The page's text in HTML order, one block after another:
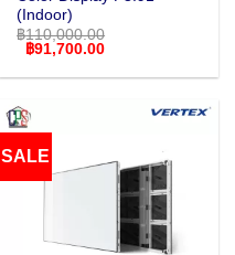
(Indoor)
฿110,000.00
Original
was:
฿91,700.00Current
is:
SALE